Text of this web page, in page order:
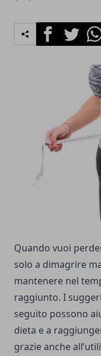
FacebookTwitter
Quando vuoi
solo a dimagrire
mantenere nel
raggiunto. I
seguito possono
dieta e a
grazie anche